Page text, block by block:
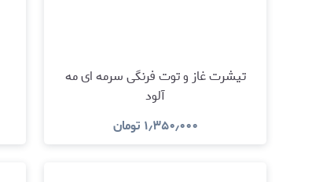
تیشرت غاز و توت فرنگی سرمه ای مه
آلود
۱٫۳۵۰٫۰۰۰ تومان